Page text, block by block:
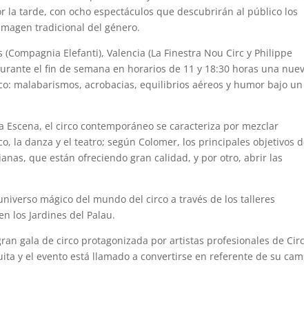
la tarde, con ocho espectáculos que descubrirán al público los
tradicional del género.
Elefanti), Valencia (La Finestra Nou Circ y Philippe
el fin de semana en horarios de 11 y 18:30 horas una
malabarismos, acrobacias, equilibrios aéreos y humor bajo un
Escena, el circo contemporáneo se caracteriza por mezclar
la danza y el teatro; según Colomer, los principales objetivos
que están ofreciendo gran calidad, y por otro, abrir las
mágico del mundo del circo a través de los talleres
los Jardines del Palau.
gala de circo protagonizada por artistas profesionales de
y el evento está llamado a convertirse en referente de su